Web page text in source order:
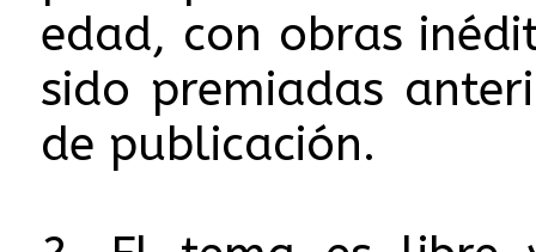
edad, con obras
sido premiadas
de publicación.